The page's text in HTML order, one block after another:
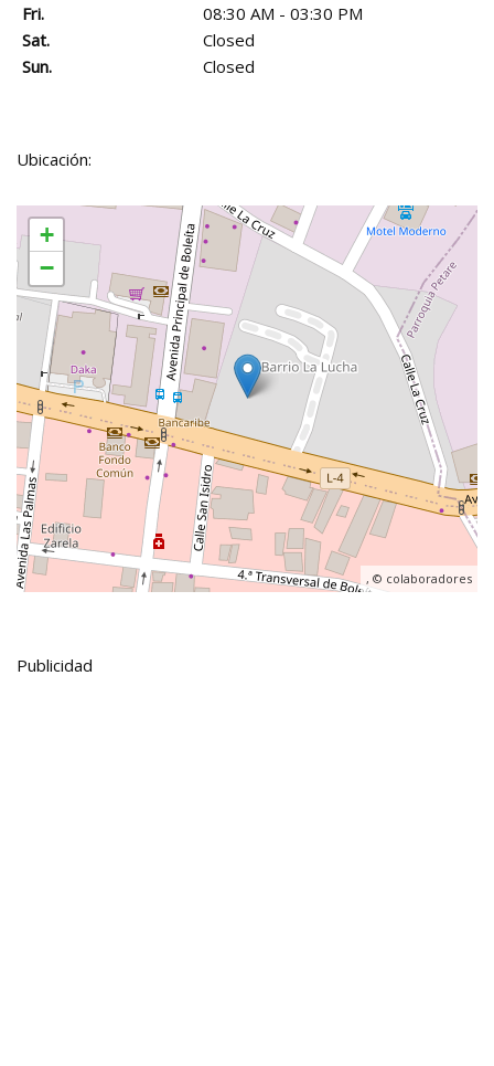
Fri.
08:30 AM - 03:30 PM
Sat.
Closed
Sun.
Closed
Ubicación:
+
−
, © colaboradores
Publicidad